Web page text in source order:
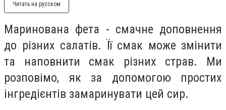
Читать на русском
Маринована фета - смачне доповнення
до різних салатів. Її смак може змінити
та наповнити смак різних страв. Ми
розповімо, як за допомогою простих
інгредієнтів замаринувати цей сир.